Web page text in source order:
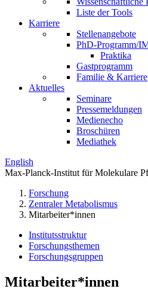
Liste der Tools
Karriere
Stellenangebote
PhD-Programm/
Praktika
Gastprogramm
Familie & Karriere
Aktuelles
Seminare
Pressemeldungen
Medienecho
Broschüren
Mediathek
English
Max-Planck-Institut für Molekulare
Forschung
Zentraler Metabolismus
Mitarbeiter*innen
Institutsstruktur
Forschungsthemen
Forschungsgruppen
Mitarbeiter*innen